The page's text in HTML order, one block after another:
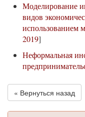
Моделирование
видов
использованием
2019]
Неформальная
« Вернуться назад